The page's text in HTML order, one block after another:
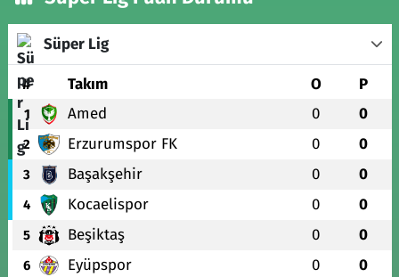
Süper Lig
# Takım O P
1 Amed 0 0
2 Erzurumspor FK 0 0
3 Başakşehir 0 0
4 Kocaelispor 0 0
5 Beşiktaş 0 0
6 Eyüpspor 0 0